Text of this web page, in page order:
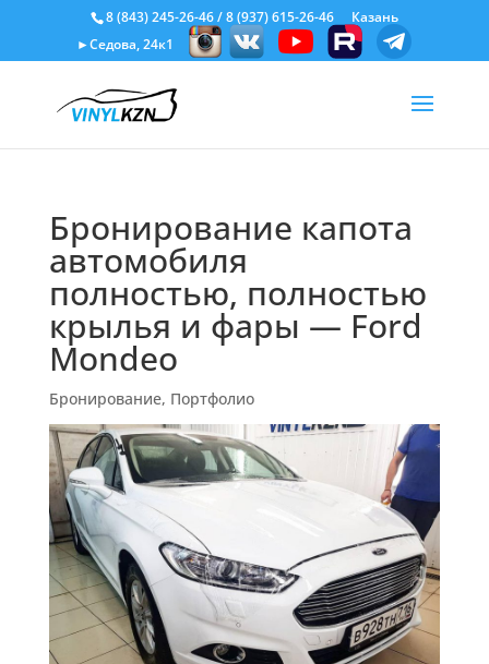
8 (843) 245-26-46/8 (937) 615-26-46
Казань
►Седова, 24к1
Бронирование капота
автомобиля
полностью, полностью
крылья и фары — Ford
Mondeo
Бронирование, Портфолио